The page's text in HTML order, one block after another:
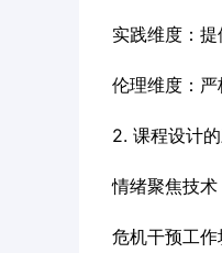
实践维度：
伦理维度：
2. 课程设计
情绪聚焦技
危机干预工